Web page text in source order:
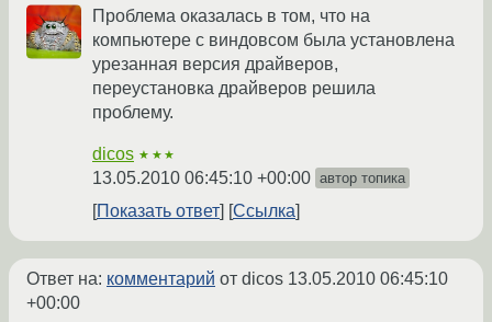
Проблема оказалась в том, что на
компьютере с виндовсом была установлена
урезанная версия драйверов,
переустановка драйверов решила
проблему.
dicos ★★★
13.05.2010 06:45:10 +00:00 автор топика
Показать ответ Ссылка
Ответ на: комментарий от dicos 13.05.2010 06:45:10
+00:00